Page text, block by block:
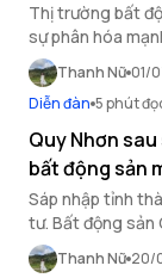
Thị trường bất
sự phân hóa
hưởng bởi hạ
Thanh Nữ 01/
Diễn đàn 5 phút
Quy Nhơn
bất động sản
Sáp nhập tỉnh
tư. Bất động sản
quy hoạch, thu
Thanh Nữ 20/